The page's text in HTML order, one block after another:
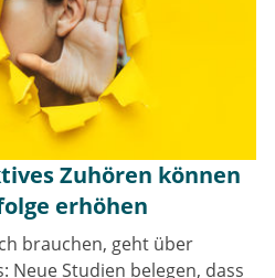
Zuhören können
erhöhen
brauchen, geht über
Neue Studien belegen, dass